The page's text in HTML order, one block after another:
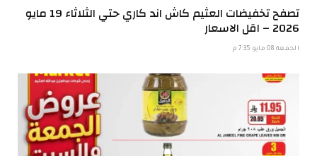
تصفح تخفيضات العثيم كاش اند كاري حتي الثلاثاء 19 مايو
2026 – اقل الاسعار
الجمعة 08 مايو 7:35 م